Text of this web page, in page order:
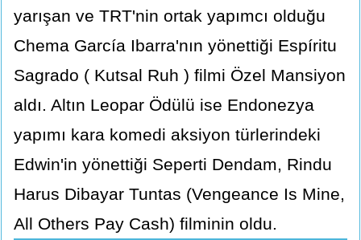
yarışan ve TRT'nin ortak yapımcı olduğu
Chema García Ibarra'nın yönettiği Espíritu
Sagrado ( Kutsal Ruh ) filmi Özel Mansiyon
aldı. Altın Leopar Ödülü ise Endonezya
yapımı kara komedi aksiyon türlerindeki
Edwin'in yönettiği Seperti Dendam, Rindu
Harus Dibayar Tuntas (Vengeance Is Mine,
All Others Pay Cash) filminin oldu.